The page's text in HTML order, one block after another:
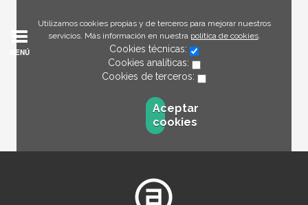
Utilizamos cookies propias y de terceros para mejorar nuestros
servicios. Más información en nuestra política de cookies.
Cookies técnicas:
Cookies analíticas:
Cookies de terceros:
Aceptar
cookies
MENÚ